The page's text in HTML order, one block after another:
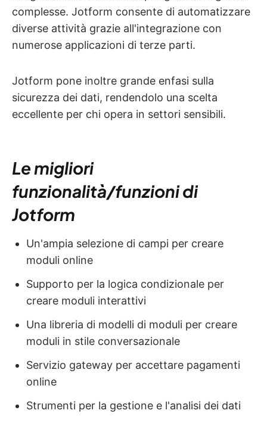
complesse. Jotform consente di automatizzare
diverse attività grazie all'integrazione con
numerose applicazioni di terze parti.
Jotform pone inoltre grande enfasi sulla
sicurezza dei dati, rendendolo una scelta
eccellente per chi opera in settori sensibili.
Le migliori
funzionalità/funzioni di
Jotform
Un'ampia selezione di campi per creare
moduli online
Supporto per la logica condizionale per
creare moduli interattivi
Una libreria di modelli di moduli per creare
moduli in stile conversazionale
Servizio gateway per accettare pagamenti
online
Strumenti per la gestione e l'analisi dei dati